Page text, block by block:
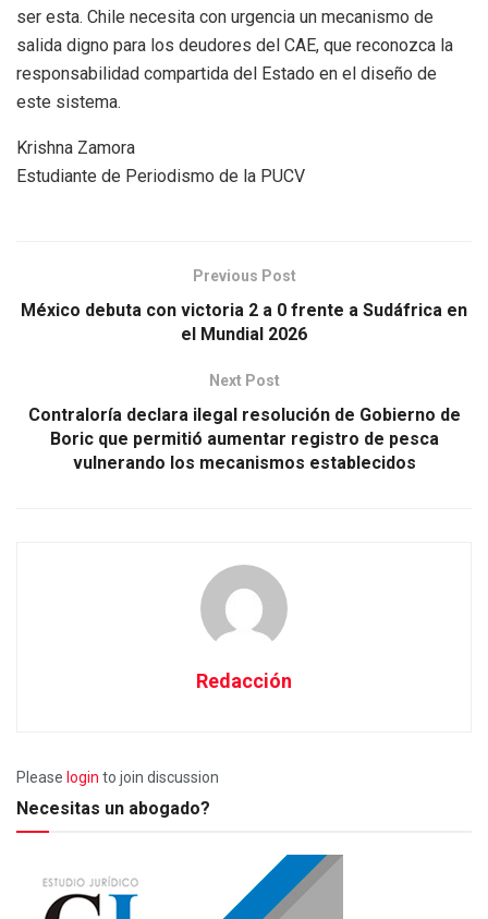
ser esta. Chile necesita con urgencia un mecanismo de
salida digno para los deudores del CAE, que reconozca la
responsabilidad compartida del Estado en el diseño de
este sistema.
Krishna Zamora
Estudiante de Periodismo de la PUCV
Previous Post
México debuta con victoria 2 a 0 frente a Sudáfrica en
el Mundial 2026
Next Post
Contraloría declara ilegal resolución de Gobierno de
Boric que permitió aumentar registro de pesca
vulnerando los mecanismos establecidos
Redacción
Please login to join discussion
Necesitas un abogado?